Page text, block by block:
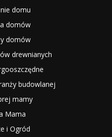
domu
domów
domów
drewnianych
budowlanej
mamy
Mama
i Ogród